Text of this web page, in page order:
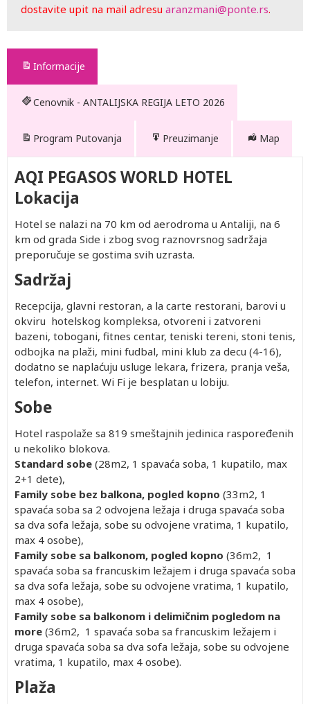
dostavite upit na mail adresu aranzmani@ponte.rs.
Informacije
Cenovnik - ANTALIJSKA REGIJA LETO 2026
Program Putovanja Preuzimanje Map
AQI PEGASOS WORLD HOTEL
Lokacija
Hotel se nalazi na 70 km od aerodroma u Antaliji, na 6
km od grada Side i zbog svog raznovrsnog sadržaja
preporučuje se gostima svih uzrasta.
Sadržaj
Recepcija, glavni restoran, a la carte restorani, barovi u
okviru hotelskog kompleksa, otvoreni i zatvoreni
bazeni, tobogani, fitnes centar, teniski tereni, stoni tenis,
odbojka na plaži, mini fudbal, mini klub za decu (4-16),
dodatno se naplaćuju usluge lekara, frizera, pranja veša,
telefon, internet. Wi Fi je besplatan u lobiju.
Sobe
Hotel raspolaže sa 819 smeštajnih jedinica raspoređenih
u nekoliko blokova.
Standard sobe (28m2, 1 spavaća soba, 1 kupatilo, max
2+1 dete),
Family sobe bez balkona, pogled kopno (33m2, 1
spavaća soba sa 2 odvojena ležaja i druga spavaća soba
sa dva sofa ležaja, sobe su odvojene vratima, 1 kupatilo,
max 4 osobe),
Family sobe sa balkonom, pogled kopno (36m2, 1
spavaća soba sa francuskim ležajem i druga spavaća soba
sa dva sofa ležaja, sobe su odvojene vratima, 1 kupatilo,
max 4 osobe),
Family sobe sa balkonom i delimičnim pogledom na
more (36m2, 1 spavaća soba sa francuskim ležajem i
druga spavaća soba sa dva sofa ležaja, sobe su odvojene
vratima, 1 kupatilo, max 4 osobe).
Plaža
Drugo
dete 2-
12.99
god.
(Prvo
dete 2-
12.99)
402.00
402.00
402.00
402.00
402.00
402.00
402.00
402.00
402.00
402.00
402.00
402.00
402.00
402.00
Po
osobi u
trokrevetnoj
sobi
1,812.00
2,582.00
1,812.00
2,392.00
1,812.00
2,582.00
1,812.00
2,392.00
1,812.00
2,562.00
1,792.00
2,312.00
1,742.00
2,432.00
Prvo
dete 0-
god.
Besplatno
Besplatno
Besplatno
Besplatno
Besplatno
Besplatno
Besplatno
Besplatno
Besplatno
Besplatno
Besplatno
Prvo
dete 2-
12.99
god.
402.00
402.00
402.00
402.00
402.00
402.00
402.00
402.00
402.00
402.00
402.00
Po
osobi u
četvorokrevetnoj
sobi
1,742.00
2,462.00
1,742.00
2,462.00
2,282.00
2,442.00
1,722.00
2,212.00
2,322.00
Single
4,202.00
6,332.00
4,202.00
6,332.00
5,802.00
6,282.00
4,152.00
5,592.00
3,992.00
5,922.00
Prvo
dete 0-
god.
Besplatno
Besplatno
Besplatno
Besplatno
Besplatno
Besplatno
Besplatno
Besplatno
Besplatno
Besplatno
Prvo
dete 2-
12.99
god.
402.00
402.00
402.00
402.00
402.00
402.00
402.00
402.00
402.00
Drugo
1.99
god.
(Prvo
dete 0-
Drugo
dete 2-
god.
Po
osobi u
trokrevetnoj
sobi
Prvo
dete 0-
Prvo
dete 2-
Po
osobi u
Single
Prvo
Prvo
Drugo